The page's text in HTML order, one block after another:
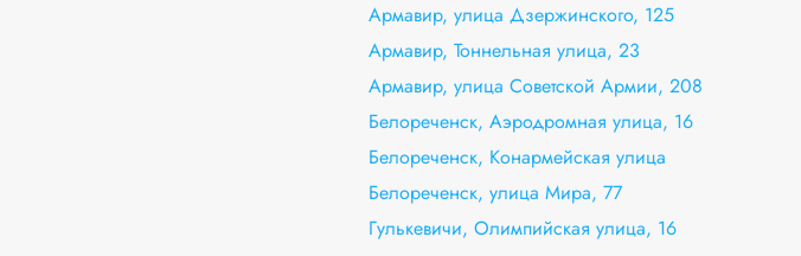
Армавир, улица Дзержинского, 125
Армавир, Тоннельная улица, 23
Армавир, улица Советской Армии, 208
Белореченск, Аэродромная улица, 16
Белореченск, Конармейская улица
Белореченск, улица Мира, 77
Гулькевичи, Олимпийская улица, 16